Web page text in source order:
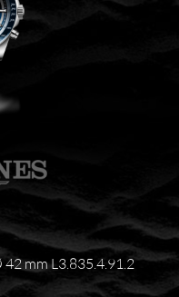
mm L3.835.4.91.2